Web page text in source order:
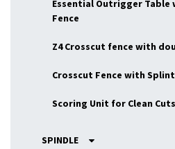
Essential Outrigger Table
Fence
Z4 Crosscut fence with
Crosscut Fence with
Scoring Unit for Clean Cuts
SPINDLE